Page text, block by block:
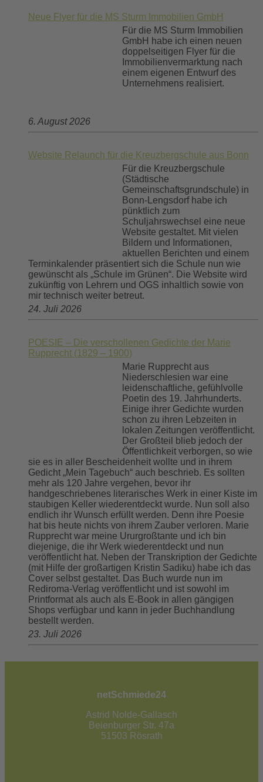
Neue Flyer für die MS Sturm Immobilien GmbH
Für die MS Sturm Immobilien
GmbH habe ich einen neuen
doppelseitigen Flyer für die
Immobilienvermarktung nach
einem eigenen Entwurf des
Unternehmens realisiert.
6. August 2026
Website Relaunch für die Kreuzbergschule aus Bonn
Für die Kreuzbergschule
(Städtische
Gemeinschaftsgrundschule) in
Bonn-Lengsdorf habe ich
pünktlich zum
Schuljahrswechsel eine neue
Website gestaltet. Mit vielen
Bildern und Informationen,
aktuellen Berichten und einem
Terminkalender präsentiert sich die Schule nun wie
gewünscht als „Schule im Grünen“. Die Website wird
zukünftig von Lehrern und OGS inhaltlich sowie von
mir technisch weiter betreut.
24. Juli 2026
POESIE – Die verschollenen Gedichte der Marie
Rupprecht (1829 – 1900)
Marie Rupprecht aus
Niederschlesien war eine
leidenschaftliche, gefühlvolle
Poetin des 19. Jahrhunderts.
Einige ihrer Gedichte wurden
schon zu ihren Lebzeiten in
lokalen Zeitungen veröffentlicht.
Der Großteil blieb jedoch der
Öffentlichkeit verborgen, so wie
sie es in aller Bescheidenheit wollte und in ihrem
Gedicht „Mein Tagebuch“ auch beschrieb. Es sollten
mehr als 120 Jahre vergehen, bevor ihr
handgeschriebenes literarisches Werk in einer Kiste im
staubigen Keller wiederentdeckt wurde. Nun soll also
endlich ihr Wunsch erfüllt werden. Denn ihre Poesie
hat bis heute nichts von ihrem Zauber verloren. Marie
Rupprecht war meine Ururgroßtante und ich bin
diejenige, die ihr Werk wiederentdeckt und nun
veröffentlicht hat. Neben der Transkription der Gedichte
(mit Hilfe der großartigen Kristin Sadiku) habe ich das
Cover selbst gestaltet. Das Buch wurde nun im
Rediroma-Verlag veröffentlicht und ist sowohl im
Printformat als auch als E-Book in allen gängigen
Shops verfügbar und kann in jeder Buchhandlung
bestellt werden.
23. Juli 2026
netSchmiede24
Astrid Nolde-Gallasch
Beienburger Str. 47a
51503 Rösrath